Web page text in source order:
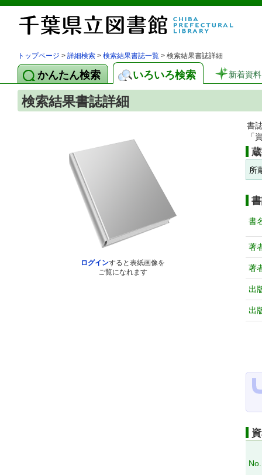
トップページ > 詳細検索 > 検索結果書誌一覧 > 検索結果書誌詳細
かんたん検索 いろいろ検索 新着資料
検索結果書誌詳細
ログインすると表紙画像を
ご覧になれます
書
「
所
書
著
著
出
出
No.